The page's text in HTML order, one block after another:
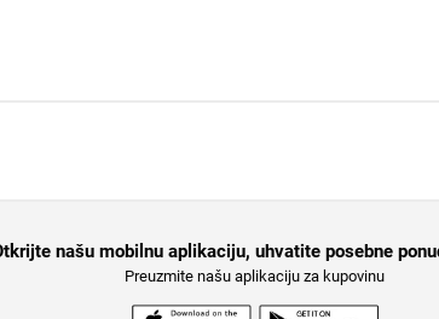
našu mobilnu aplikaciju, uhvatite posebne
Preuzmite našu aplikaciju za kupovinu